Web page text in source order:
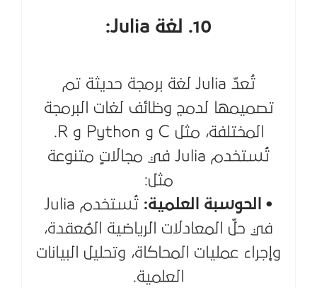
10. لغة Julia:
تُعدّ Julia لغة برمجة حديثة تم
تصميمها لدمج وظائف لغات البرمجة
المختلفة، مثل C و Python و R.
تُستخدم Julia في مجالاتٍ متنوعة
مثل:
• الحوسبة العلمية:
تُستخدم Julia
في حلّ المعادلات الرياضية المُعقدة،
وإجراء عمليات المحاكاة، وتحليل البيانات
العلمية.